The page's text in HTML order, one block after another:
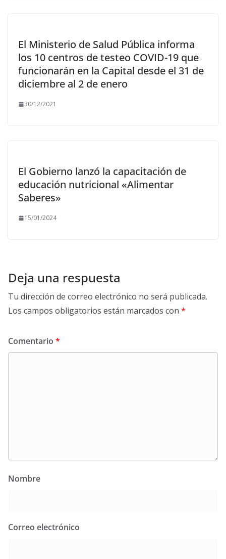
El Ministerio de Salud Pública informa
los 10 centros de testeo COVID-19 que
funcionarán en la Capital desde el 31 de
diciembre al 2 de enero
30/12/2021
El Gobierno lanzó la capacitación de
educación nutricional «Alimentar
Saberes»
15/01/2024
Deja una respuesta
Tu dirección de correo electrónico no será publicada.
Los campos obligatorios están marcados con *
Comentario *
Nombre
Correo electrónico